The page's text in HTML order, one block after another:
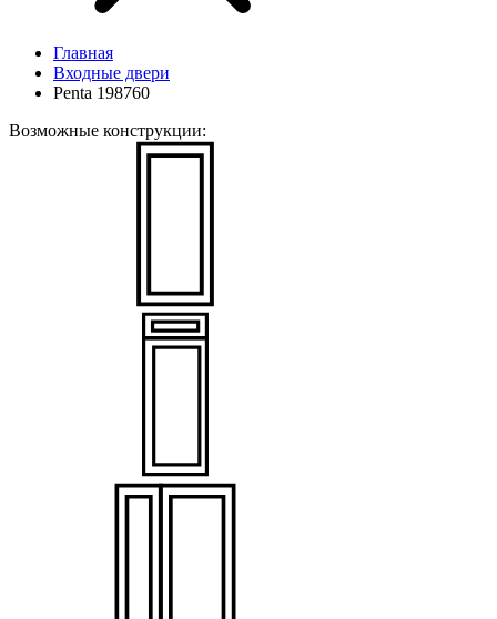
Главная
Входные двери
Penta 198760
Возможные конструкции: